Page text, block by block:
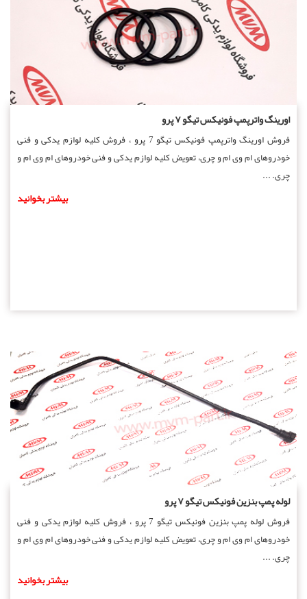
اورینگ واترپمپ فونیکس تیگو ۷ پرو
فروش اورینگ واترپمپ فونیکس تیگو 7 پرو ، فروش کلیه لوازم یدکی و فنی
خودروهای ام وی ام و چری، تعویض کلیه لوازم یدکی و فنی خودروهای ام وی ام و
چری. ...
بیشتر بخوانید
لوله پمپ بنزین فونیکس تیگو ۷ پرو
فروش لوله پمپ بنزین فونیکس تیگو 7 پرو ، فروش کلیه لوازم یدکی و فنی
خودروهای ام وی ام و چری، تعویض کلیه لوازم یدکی و فنی خودروهای ام وی ام و
چری. ...
بیشتر بخوانید